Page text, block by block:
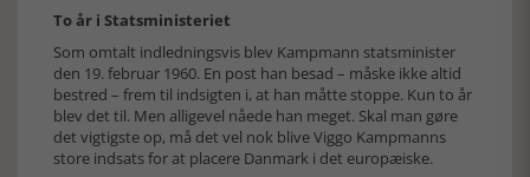
To år i Statsministeriet
Som omtalt indledningsvis blev Kampmann statsminister
den 19. februar 1960. En post han besad – måske ikke altid
bestred – frem til indsigten i, at han måtte stoppe. Kun to år
blev det til. Men alligevel nåede han meget. Skal man gøre
det vigtigste op, må det vel nok blive Viggo Kampmanns
store indsats for at placere Danmark i det europæiske.